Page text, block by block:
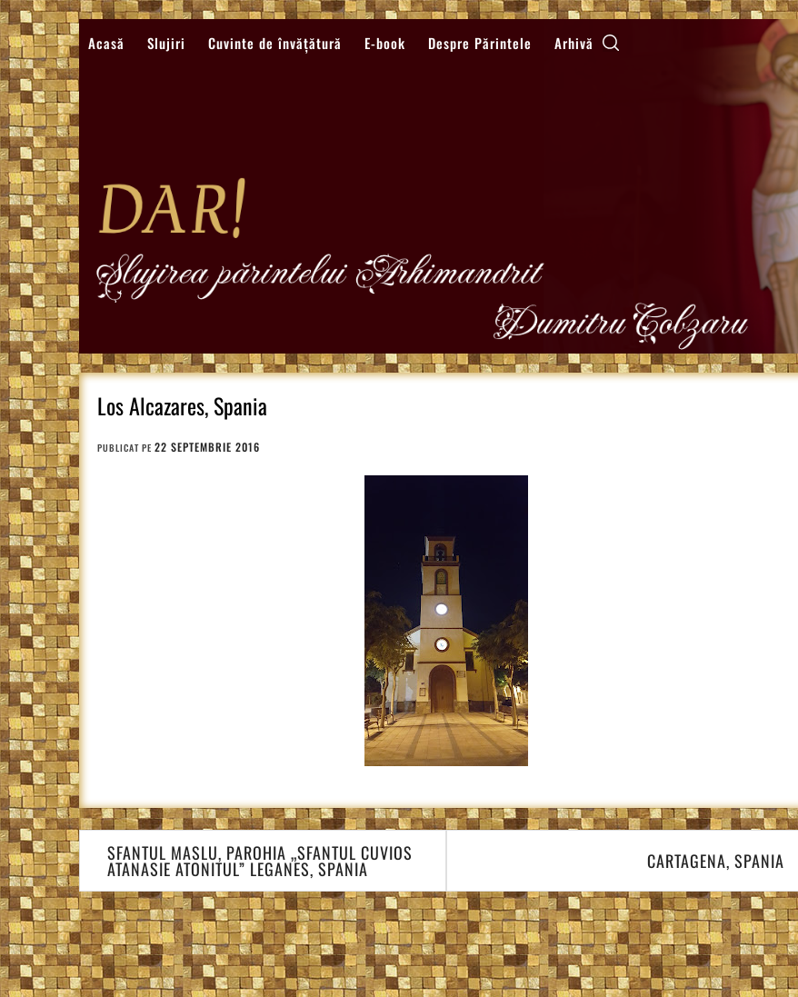
Sari
la
conținut
Acasă Slujiri Cuvinte de învățătură E-book Despre Părintele Arhivă
Los Alcazares, Spania
PUBLICAT PE 22 SEPTEMBRIE 2016
Navigare
în
articole
SFANTUL MASLU, PAROHIA „SFANTUL CUVIOS
ATANASIE ATONITUL” LEGANES, SPANIA CARTAGENA, SPANIA